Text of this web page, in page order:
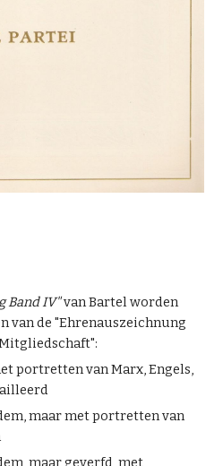
Band IV"van Bartel worden
van de "Ehrenauszeichnung
portretten van Marx, Engels,
maar met portretten van
maar geverfd, met